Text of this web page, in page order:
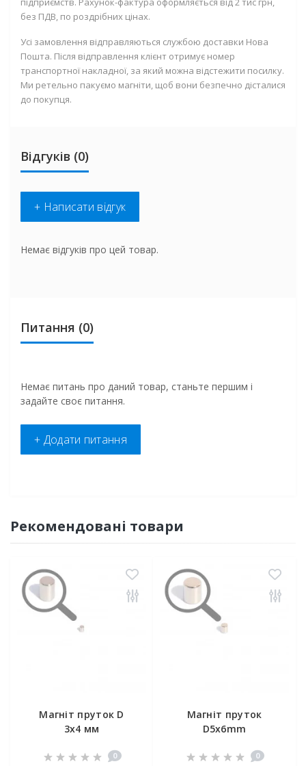
без ПДВ, по роздрібних цінах.
Усі замовлення відправляються службою доставки Нова
Пошта. Після відправлення клієнт отримує номер
транспортної накладної, за який можна відстежити посилку.
Ми ретельно пакуємо магніти, щоб вони безпечно дісталися
до покупця.
Відгуків (0)
+ Написати відгук
Немає відгуків про цей товар.
Питання (0)
Немає питань про даний товар, станьте першим і
задайте своє питання.
+ Додати питання
Рекомендовані товари
Магніт пруток D
3х4 мм
0
Магніт пруток
D5x6mm
0